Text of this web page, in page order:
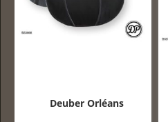
Deuber Orléans